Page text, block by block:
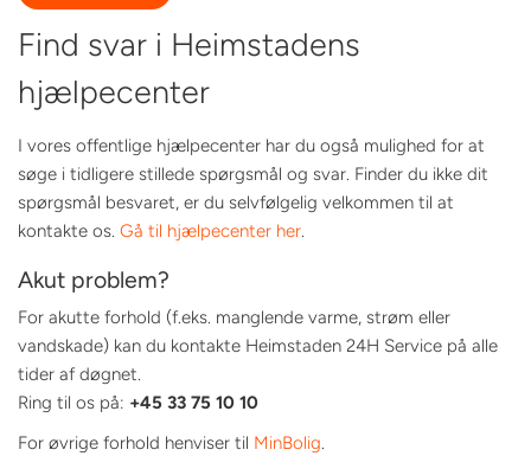
Find svar i Heimstadens
hjælpecenter
I vores offentlige hjælpecenter har du også mulighed for at
søge i tidligere stillede spørgsmål og svar. Finder du ikke dit
spørgsmål besvaret, er du selvfølgelig velkommen til at
kontakte os. Gå til hjælpecenter her.
Akut problem?
For akutte forhold (f.eks. manglende varme, strøm eller
vandskade) kan du kontakte Heimstaden 24H Service på alle
tider af døgnet.
Ring til os på: +45 33 75 10 10
For øvrige forhold henviser til MinBolig.